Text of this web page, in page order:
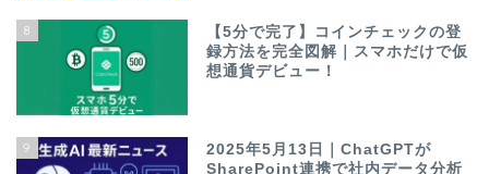
8
【5分で完了】コインチェックの登
録方法を完全図解｜スマホだけで仮
想通貨デビュー！
9
2025年5月13日｜ChatGPTが
SharePoint連携で社内データ分析